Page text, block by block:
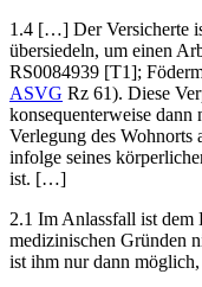
1.4 […] Der Versicherte
übersiedeln, um einen
RS0084939 [T1];
ASVG Rz 61). Diese
konsequenterweise dann
Verlegung des Wohnorts
infolge seines
ist. […]
2.1 Im Anlassfall ist dem
medizinischen Gründen
ist ihm nur dann